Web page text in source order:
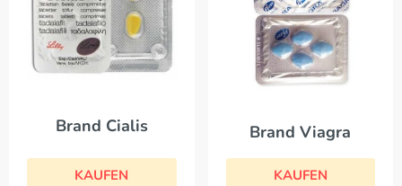
Brand Cialis
KAUFEN
Brand Viagra
KAUFEN